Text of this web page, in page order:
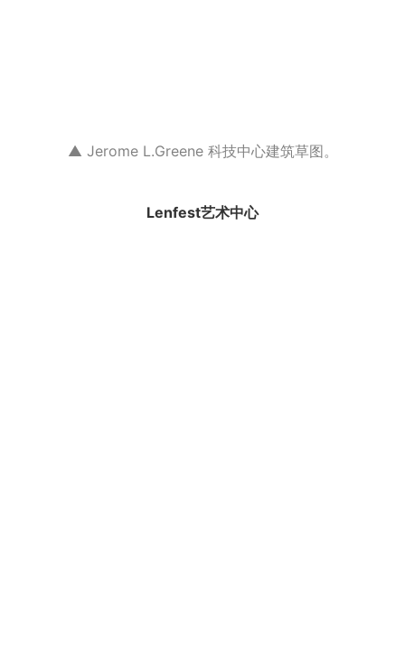
▲ Jerome L.Greene 科技中心建筑草图。
Lenfest艺术中心